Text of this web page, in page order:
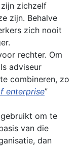
zichzelf
zijn. Behalve
zich nooit
rechter. Om
adviseur
combineren, zo
enterprise”
om te
van die
dan